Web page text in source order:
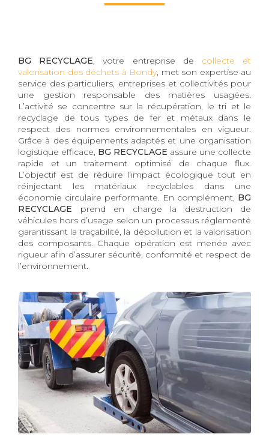
BG RECYCLAGE, votre entreprise de collecte et
valorisation des déchets à Bondy, met son expertise au
service des particuliers, entreprises et collectivités pour
une gestion responsable des matières usagées.
L’activité se concentre sur la récupération, le tri et le
recyclage de tous types de fer et métaux dans le
respect des normes environnementales en vigueur.
Grâce à des équipements adaptés et une organisation
logistique efficace, BG RECYCLAGE assure une collecte
rapide et un traitement optimisé de chaque flux.
L’objectif est de réduire l’impact écologique tout en
réinjectant les matériaux recyclables dans une
économie circulaire performante. En complément, BG
RECYCLAGE prend en charge la destruction de
véhicules hors d’usage selon un processus réglementé
garantissant la traçabilité, la dépollution et la valorisation
des composants. Chaque opération est menée avec
rigueur afin d’assurer sécurité, conformité et respect de
l’environnement.